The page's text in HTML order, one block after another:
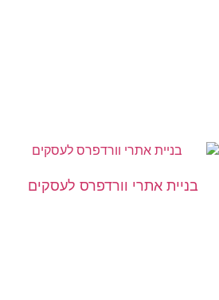
בניית אתרי וורדפרס לעסקים